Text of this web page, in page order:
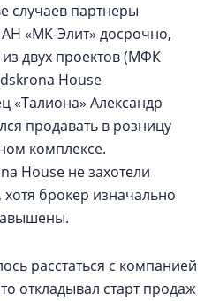
случаев партнеры
«МК-Элит» досрочно,
двух проектов (МФК
House
«Талиона» Александр
продавать в розницу
комплексе.
House не захотели
брокер изначально
расстаться с компанией
откладывал старт продаж